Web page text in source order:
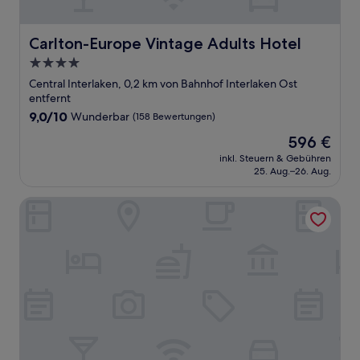
Carlton-Europe Vintage Adults Hotel
Carlton-Europe Vintage Adults Hotel
4.0-
Sterne-
Unterkunft
Central Interlaken, 0,2 km von Bahnhof Interlaken Ost
entfernt
9.0
9,0/10 Wunderbar (158 Bewertungen)
Der
Preis
beträgt
596 €
inkl. Steuern & Gebühren
25. Aug.–26. Aug.
Royal St. Georges Hotel Interlaken - MGallery Collection